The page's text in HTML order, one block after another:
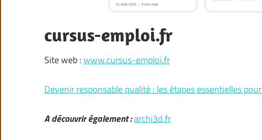
cursus-emploi.fr
Site web :www.cursus-emploi.fr
Devenir responsable qualité : les étapes essentielles
A découvrir également :archi3d.fr